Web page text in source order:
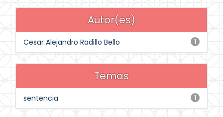
Autor(es)
1
Cesar Alejandro Radillo Bello
Temas
1
sentencia